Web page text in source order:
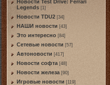
Новости Test Drive: Ferrari
Legends [1]
Новости TDU2 [34]
НАШИ новости [43]
Это интересно [84]
Сетевые новости [57]
Автоновости [417]
Новости софта [48]
Новоcти железа [90]
Игровые новости [119]